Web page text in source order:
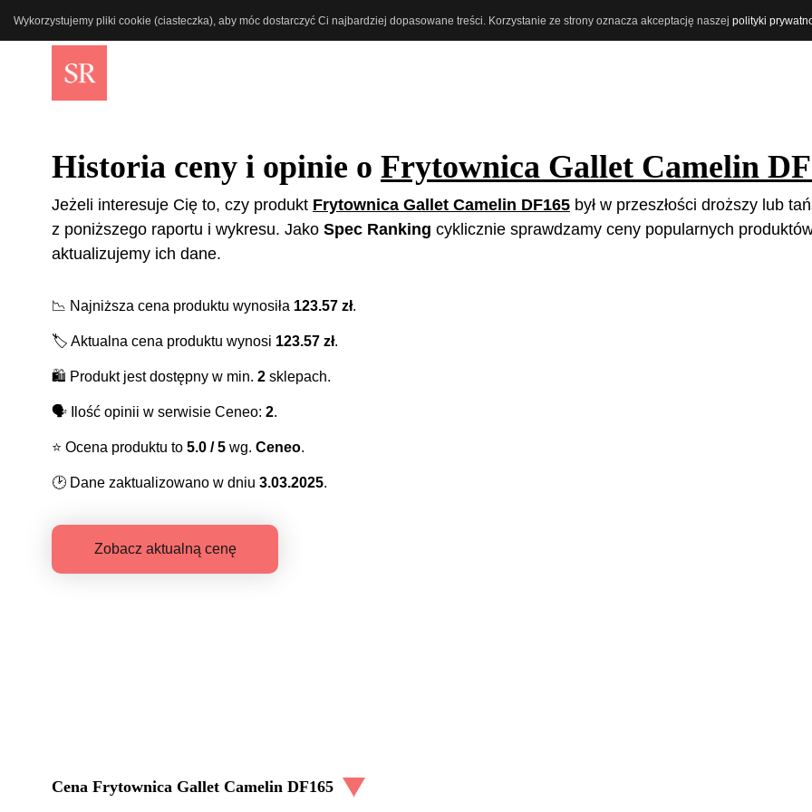
Wykorzystujemy pliki cookie (ciasteczka), aby móc dostarczyć Ci najbardziej dopasowane treści. Korzystanie ze strony oznacza akceptację naszej polityki
Historia ceny i opinie o Frytownica Gallet Camelin
Jeżeli interesuje Cię to, czy produkt Frytownica Gallet Camelin DF165 był w przeszłości droższy lub
z poniższego raportu i wykresu. Jako Spec Ranking cyklicznie sprawdzamy ceny popularnych
aktualizujemy ich dane.
📉 Najniższa cena produktu wynosiła 123.57 zł.
🏷️ Aktualna cena produktu wynosi 123.57 zł.
🛍️ Produkt jest dostępny w min. 2 sklepach.
🗣️ Ilość opinii w serwisie Ceneo: 2.
⭐️ Ocena produktu to 5.0 / 5 wg. Ceneo.
🕑 Dane zaktualizowano w dniu 3.03.2025.
Zobacz aktualną cenę
Cena Frytownica Gallet Camelin DF165